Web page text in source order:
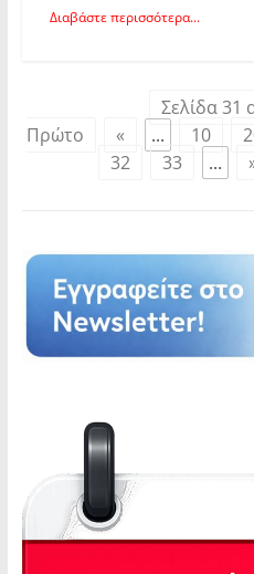
Διαβάστε περισσότερα...
Σελίδα 31
Πρώτο
« ... 10
32
33 ...